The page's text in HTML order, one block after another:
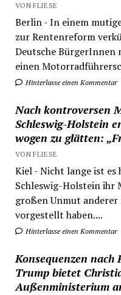
VON FLIESE
Berlin - In einem
zur Rentenreform
Deutsche
einen
Hinterlasse einen Kommentar
Nach kontroversen
Schleswig-Holstein
wogen zu glätten:
VON FLIESE
Kiel - Nicht lange ist es
Schleswig-Holstein ihr
großen Unmut
vorgestellt haben....
Hinterlasse einen Kommentar
Konsequenzen nach
Trump bietet
Außenministerium